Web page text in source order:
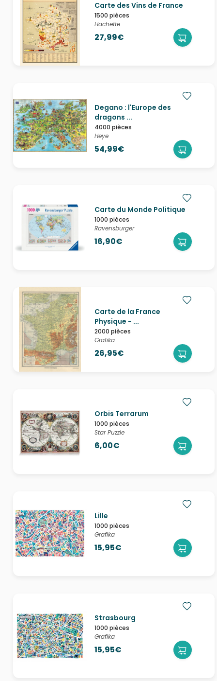
Carte des Vins de France
1500 pièces
Hachette
27,99€
Degano : l'Europe des
dragons ...
4000 pièces
Heye
54,99€
Carte du Monde Politique
1000 pièces
Ravensburger
16,90€
Carte de la France
Physique - ...
2000 pièces
Grafika
26,95€
Orbis Terrarum
1000 pièces
Star Puzzle
6,00€
Lille
1000 pièces
Grafika
15,95€
Strasbourg
1000 pièces
Grafika
15,95€